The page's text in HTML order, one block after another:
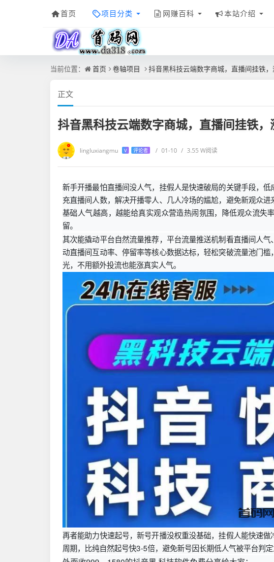
首页 项目分类 网赚百科 本站介绍
当前位置： 首页 卷轴项目 抖音黑科技云端数字商城，直播间挂铁，
正文
抖音黑科技云端数字商城，直播间挂铁，
lingluxiangmu V 评论者 / 01-10 / 3.55 W阅读
新手开播最怕直播间没人气，挂假人是快速破局的关键手段，
充直播间人数，解决开播零人、几人冷场的尴尬，避免新观众
基础人气越高，越能给真实观众营造热闹氛围，降低观众流失
留。
其次能撬动平台自然流量推荐，平台流量推送机制看直播间人
动直播间互动率、停留率等核心数据达标，轻松突破流量池门
光，不用额外投流也能涨真实人气。
再者能助力快速起号，新号开播没权重没基础，挂假人能快速
周期，比纯自然起号快3-5倍，避免新号因长期低人气被平台判定